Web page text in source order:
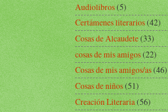
Audiolibros(5)
Certámenes literarios(42)
Cosas de Alcaudete(33)
cosas de mis amigos(22)
Cosas de mis amigos/as(46)
Cosas de niños(51)
Creación Literaria(56)